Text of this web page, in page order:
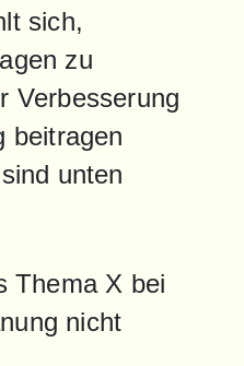
sich,
zu
Verbesserung
beitragen
unten
Thema X bei
nicht